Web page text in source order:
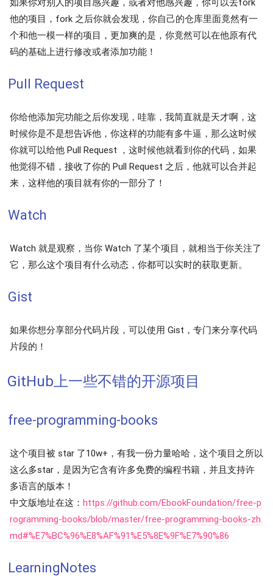
他的项目，fork 之后你就会发现，你自己的仓库里面竟然有一
个和他一模一样的项目，更加爽的是，你竟然可以在他原有代
码的基础上进行修改或者添加功能！
Pull Request
你给他添加完功能之后你发现，哇靠，我简直就是天才啊，这
时候你是不是想告诉他，你这样的功能有多牛逼，那么这时候
你就可以给他 Pull Request ，这时候他就看到你的代码，如果
他觉得不错，接收了你的 Pull Request 之后，他就可以合并起
来，这样他的项目就有你的一部分了！
Watch
Watch 就是观察，当你 Watch 了某个项目，就相当于你关注了
它，那么这个项目有什么动态，你都可以实时的获取更新。
Gist
如果你想分享部分代码片段，可以使用 Gist，专门来分享代码
片段的！
GitHub上一些不错的开源项目
free-programming-books
这个项目被 star 了10w+，有我一份力量哈哈，这个项目之所以
这么多star，是因为它含有许多免费的编程书籍，并且支持许
多语言的版本！
中文版地址在这： https://github.com/EbookFoundation/free-p
rogramming-books/blob/master/free-programming-books-zh.
md#%E7%BC%96%E8%AF%91%E5%8E%9F%E7%90%86
LearningNotes